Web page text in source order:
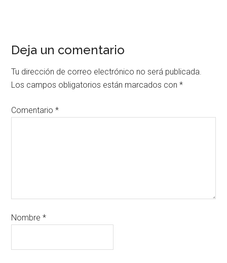
Deja un comentario
Tu dirección de correo electrónico no será publicada.
Los campos obligatorios están marcados con*
Comentario*
Nombre*